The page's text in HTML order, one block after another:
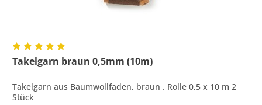
Takelgarn braun 0,5mm (10m)
Takelgarn aus Baumwollfaden, braun . Rolle 0,5 x 10 m 2
Stück